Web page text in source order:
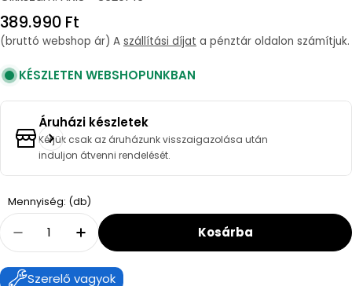
Regular
price
389.990 Ft
(bruttó webshop ár) A szállítási díjat a pénztár oldalon számítjuk.
KÉSZLETEN WEBSHOPUNKBAN
Áruházi készletek
Kérjük csak az áruházunk visszaigazolása után
induljon átvenni rendelését.
Mennyiség: (db)Quantity
Decrease Quantity For Ariston Nuos Plus S2
Increase Quantity For Ariston Nuos
Kosárba
Szerelő vagyok